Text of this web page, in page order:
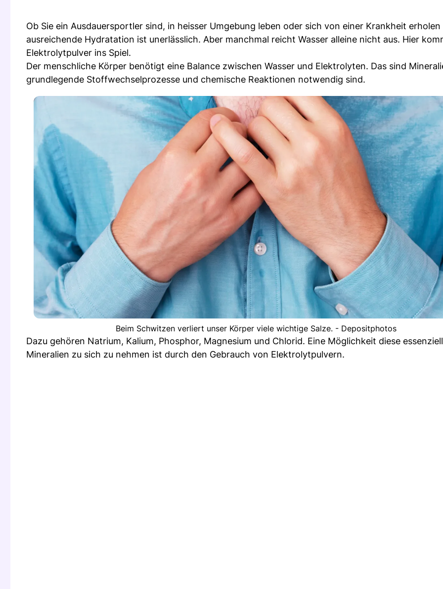
Ob Sie ein Ausdauersportler sind, in heisser Umgebung leben oder sich von einer Krankheit erholen
ausreichende Hydratation ist unerlässlich. Aber manchmal reicht Wasser alleine nicht aus. Hier
Elektrolytpulver ins Spiel.
Der menschliche Körper benötigt eine Balance zwischen Wasser und Elektrolyten. Das sind
grundlegende Stoffwechselprozesse und chemische Reaktionen notwendig sind.
Beim Schwitzen verliert unser Körper viele wichtige Salze. - Depositphotos
Dazu gehören Natrium, Kalium, Phosphor, Magnesium und Chlorid. Eine Möglichkeit diese
Mineralien zu sich zu nehmen ist durch den Gebrauch von Elektrolytpulvern.